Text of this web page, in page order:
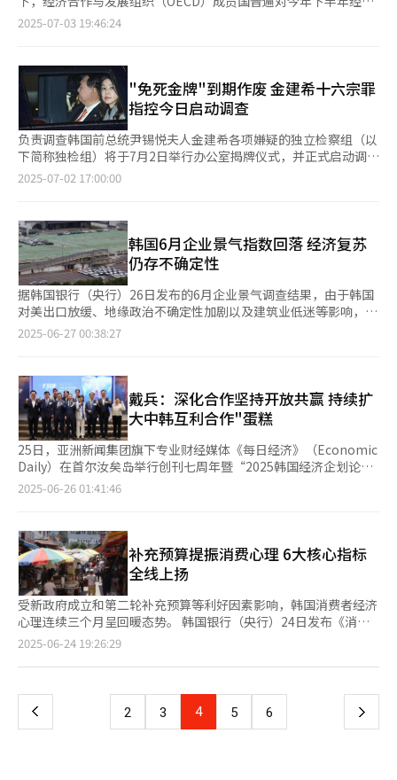
行为，不断扩展共鸣力。每个人内心都有数百乃至上千个角色，关
键在于能否将其放大并真实呈现。 记者见面会当天，现场聚集了
得的80余次国内外大奖以及不断突破的演技，李炳宪不仅被誉为赋
予角色灵魂的演员，更以其深邃的表演哲学和不断进化的艺术生
命，成为当代影坛的标杆。此次特别展不仅是BIFAN对这位跨时代
电影大师的致敬，也为观众提供了难得的机会，深入感受他丰富多
彩的演技世界。
影响，市场波动性或进一步加剧。
外，还接受地方基层媒体的提问。首都圈、江原道、忠清道、湖
南、岭南、济州六大地区的媒体通过“媒体墙”（Media Wall）进
亲自作答。 记者会原定计划100分钟，实际进行了两个多小时。李
在明在记者会阐述未来施政方向，重申对权力机构进行改革的决
心，他表示对分离检方调查权与起诉权无异议，同一主体同时拥有
两项权力必然导致问题，预计中秋节前有望构建完成制度框架。
就近日相继成立的三大独立检察组，李在明表示期待可以根据国民
的命令，为彻底终结内乱，重建宪政秩序与民主制度发挥核心作
用。但他同时强调，若只任用同一阵营的人事极为危险，可能演变
为政治报复，必须推行包容性的施政。 就经济领域问题，李在明
长，强化社会安全网守护国民生活。 关于就任一个月以来的经济
成果，李在明表示股市表现可圈可点，通过修订《商法》等完善制
度初见成效，将彻底把“韩国折价”（Korea Discount）转变
为“韩国溢价”（Korea Premium）。 就日前为房市“降温”而
出台的贷款限制措施，李在明表示，投机性需求严重扰乱房地产市
场，限制贷款仅仅是“开胃小菜”，还有很多扩大供给、抑制需求
的措施。 对于备受关注的韩美关税谈判，李在明表示，谈判过程
确实不易，必须达成对双方都有利的互惠结果，但从目前来看很难
国仍有许多合作空间。韩日同为美国同盟，在战略和军事方面拥有
诸多共同利益，应抱有灵活且理性的态度。 就韩朝关系，李在明
表示政府应基于坚固的韩美合作关系改善韩朝关系，全面中断韩朝
对话是愚蠢之举。李在明同时表示，将以坚固的韩美同盟、紧密的
韩美日合作、尽快改善韩中与韩俄关系为基础，展开以国家利益为
中心的实用外交，守护和平与国民生活。
前景持悲观看法。作为高度依赖外需的开放型经济体，韩国经济界
政策调查》报告显示，全球仅有16%的企业团体对今年下半年经营
环境持乐观态度，较去年10月的78%大幅下滑，半年内积极评价
比例骤降至五分之一。BIAC是OECD的官方咨询机构，成员覆盖45
个国家。本次调查共有36个国家的经济团体参与。 报告指出，贸
易壁垒的持续上升已成为企业普遍关注的核心风险。高达97%的受
访团体认为，贸易壁垒加剧将对韩国国内生产总值（GDP）产生负
面影响。分析认为，随着美国总统特朗普提出调整关税政策和重新
审视贸易协定，国际贸易秩序的不确定性进一步加剧，保护主义趋
中，76%的OECD成员国经济团体预计明年投资将温和增长，而今
年这一比例骤降至19%；相反，预计投资将温和减少的比例则高达
70%。此外，55%的受访团体预测通胀压力将较去年进一步加
剧。在物价持续上行的背景下，企业景气和投资信心同步受挫，市
场忧虑情绪随之升温。 在影响企业经营的外部因素中，86%的受
访团体将地缘政治不确定性视为首要挑战，其次依次为贸易与投资
壁垒（66%）、供应链混乱（43%）以及能源价格波动（24%）
等。 从内部因素来看，95%的受访团体指出劳动力短缺和技能错
BIAC在报告中强调，OECD国家不仅面临长期低增长的风险，还同
时遭遇高失业率与人力供给不足并存的结构性瓶颈，政府必须积极
推进相关改革措施。 针对全球经济不确定性，OECD成员国需优先
关注的政策领域包括国际贸易（93%）、数字政策（58%）以及
气候与能源政策协作（53%）等。BIAC指出，全球企业普遍认
为，面对贸易壁垒加剧和地缘冲突升级，依靠单一国家的政策难以
有效应对，OECD应发挥多边协调作用，引领贸易秩序重建和数字
规范制定。 韩经协国际本部长金奉万（音）表示：“美国关税政
济面临更大压力。目前内需复苏乏力，正处于政府与企业携手应对
外部环境变化、提升经济韧性的关键时期。”
2025-07-03 19:46:24
"免死金牌"到期作废 金建希十六宗罪
指控今日启动调查
负责调查韩国前总统尹锡悦夫人金建希各项嫌疑的独立检察组（以
下简称独检组）将于7月2日举行办公室揭牌仪式，并正式启动调
查，距离前首尔中央地方法院院长闵中基被总统李在明任命为独立
希的指控，包括涉嫌参与操纵德意志汽车和三扶土建股价、金建希
名下文创公司科瓦纳（Covana）收受贿赂型赞助、政治掮客明泰
均（音）介入公推（政党在选举前通过内部程序选拔和推荐候选人
的过程）、接受建真法师不正当请托、将杨平高速公路重点改为其
外戚名下地皮、介入第22届地方选举及国会议员选举、教唆毁灭证
据、收受名牌包及钻石项链等贵重物品、介入总统室及官邸搬迁相
关不正当合同等。 负责金建希独检的闵中基是韩国司法圈中公认
的中立与稳重派，他日前向记者透露案件移交已结束，意味着已从
控的各种调查资料，预计即将传唤金建希到案接受讯问。 与历任
韩国总统夫人相比，金建希自带话题流量，卷入多起政治、经济丑
闻，成为韩国政坛极具争议性的公众人物之一。从尹锡悦参选总统
期间，金建希便因涉嫌伪造履历引发巨大争议。当时YTN电视台报
道称，金建希在2007年应聘水原女子大学、安阳大学教授时的简
历中，涉嫌伪造工作及获奖经历。所谓担任韩国游戏产业协会策划
理事、在首尔国际漫画动画节上获奖均为虚假信息。2021年12
月，金建希召开记者会，就此事向国民低头致歉。 一波未平一波
提交的论文《保罗·克利绘画特点研究》中，多处内容涉嫌抄袭。
当时论文作者署名为金建希的原名金明信（音），JTBC电视台使
用论文查重软件进行检测结果显示，这篇论文的重复率达42%，论
文重复率超过20%在韩国即被视为严重的研究舞弊。 除硕士论文
外，金建希在2008年攻读国民大学数码设计博士专业时，提交的
论文《使用虚拟形象开发运势内容研究》中也被质疑抄袭。目前金
建希的硕士学位已被撤销，国民大学也已启动有关撤销金建希博士
学位的行政程序。 在2022年6月，也就是尹锡悦就任韩国总统仅一
金建希应减少存在感。 除了卷入各项负面新闻外，金建希本人也
因行事高调、言行不一等不受民众待见，虽然他在尹锡悦就任典礼
前夕曾公开表示，将专注做好贤内助的本分工作，除总统夫妇需共
2025-07-02 17:00:00
韩国6月企业景气指数回落 经济复苏
仍存不确定性
据韩国银行（央行）26日发布的6月企业景气调查结果，由于韩国
对美出口放缓、地缘政治不确定性加剧以及建筑业低迷等影响，自
今年3月起，全产业企业心理指数（CBSI）虽连续上升，但本月以
持乐观预期，低于100则为悲观。 韩国银行经济心理调查组组长李
惠英（音）表示，虽然该指数跌幅并不大，但长期低于100，较难
视为经济处于良好状态。再因受到美国关税政策变化、新政府实施
政策、内需回暖时机变动等多方面影响，需密切关注相互关税豁免
期满前的谈判进展及补充预算的执行时间点。 具体来看，制造业
CBSI为94.4，因经营状况（-0.7p）与资金周转（-0.4p）等指标恶
化，环比下滑0.3个百分点。制造业在今年1月起连续5个月持续上
升，但在6月再次迎来下滑。非制造业CBSI为87.4，同样受营收
点，时隔四个月再现跌势。 从细分行业来看，制造业中因国际油
价上涨导致化工产品行业表现疲软。金属加工行业也因汽车及零部
件等需求萎缩而承压明显。受住房建设不振、土木工程订单减少、
地方商用不动产交易和租赁市场低迷等因素影响，非制造业中，建
筑与房地产行业尤为低迷。此外，艺术、体育等休闲服务业也因高
尔夫球场与演出场馆消费者减少受到冲击。 此外，基于BSI计算的
消费者动向指数（CSI）6月经济信心指数（ESI）环比上升0.6个
点，达到92.8。排除季节因素等的ESI循环变动指数为89.3，下降
0.2个百分点。 本次调查于6月11日至18日面向全国3524家企业实
1445家。
2025-06-27 00:38:27
戴兵：深化合作坚持开放共赢 持续扩
大中韩互利合作"蛋糕
25日，亚洲新闻集团旗下专业财经媒体《每日经济》（Economic
Daily）在首尔汝矣岛举行创刊七周年暨“2025韩国经济企划论
坛”（KEDF，Korea Economic Design Forum）。 本次论坛主
策发展方向出谋划策。 中国驻韩国大使戴兵受邀出席论坛并致贺
词，他表示，当今世界正经历百年未有之大变局，俄乌战火仍在延
续，以色列和伊朗的冲突加剧紧张，美国直接轰炸伊朗震惊世界。
与此同时，经济全球化与国际合作遭遇逆流，单边主义保护主义抬
头，经济增长动能不足，各国经济面临困难与挑战。在此背景下，
美国对所有贸易伙伴滥征关税，严重侵犯各国正当权益，破坏多边
贸易体系，冲击全球经济秩序，加剧了世界政治经济动荡。对于美
方的错误做法，中国坚决反对，有力反制，中国这样做不仅是为了
维护自身的正当权益，也是为了维护国际公平与正义，客观上也为
重要的经济体，两国在产业链和供应链上深度融合，经济和贸易合
作成果丰硕，互利共赢。面对复杂多变的外部环境，中韩两国应立
2025-06-26 01:41:46
补充预算提振消费心理 6大核心指标
全线上扬
受新政府成立和第二轮补充预算等利好因素影响，韩国消费者经济
心理连续三个月呈回暖态势。 韩国银行（央行）24日发布《消费
者动向调查》显示，6月消费者心理指数（CCSI）为108.7，较5月
施。 去年12月，前总统尹锡悦宣布紧急戒严后，消费者心理指数
101.8点，6月继续保持回升势头，绝对值更创下了自2021年6月
（111.1）后近4年来的最高水平。 消费者心理指数是通过综合当
2025-06-24 19:26:29
上
页
2 3 4 5 6 下